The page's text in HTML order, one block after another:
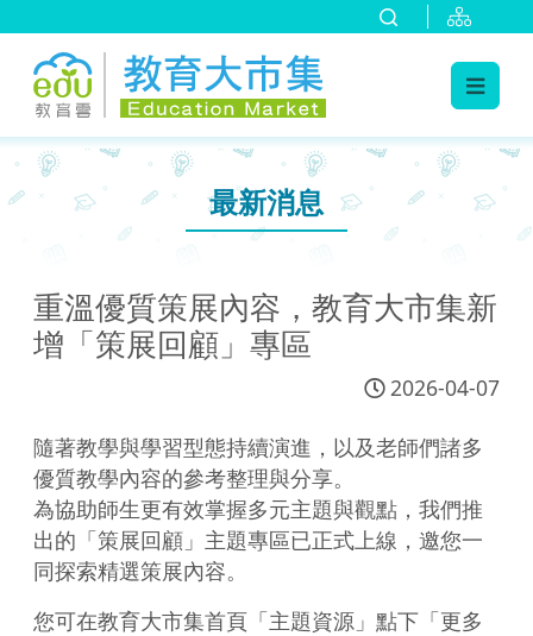
::: 最新消息
重溫優質策展內容，教育大市集新
增「策展回顧」專區
2026-04-07
隨著教學與學習型態持續演進，以及老師們諸多
優質教學內容的參考整理與分享。
為協助師生更有效掌握多元主題與觀點，我們推
出的「策展回顧」主題專區已正式上線，邀您一
同探索精選策展內容。
您可在教育大市集首頁「主題資源」點下「更多